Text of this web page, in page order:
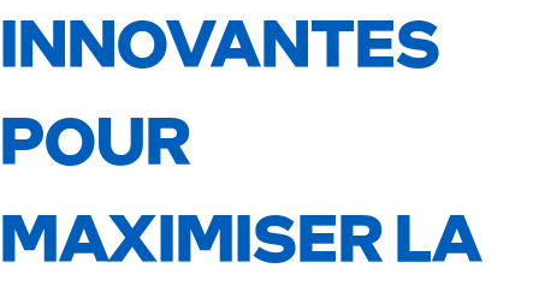
INNOVANTES
POUR
MAXIMISER LA